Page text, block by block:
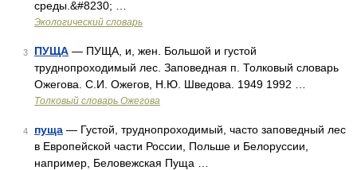
среды.&#8230; …
Экологический словарь
3 ПУЩА — ПУЩА, и, жен. Большой и густой
труднопроходимый лес. Заповедная п. Толковый словарь
Ожегова. С.И. Ожегов, Н.Ю. Шведова. 1949 1992 …
Толковый словарь Ожегова
4 пуща — Густой, труднопроходимый, часто заповедный лес
в Европейской части России, Польше и Белоруссии,
например, Беловежская Пуща …